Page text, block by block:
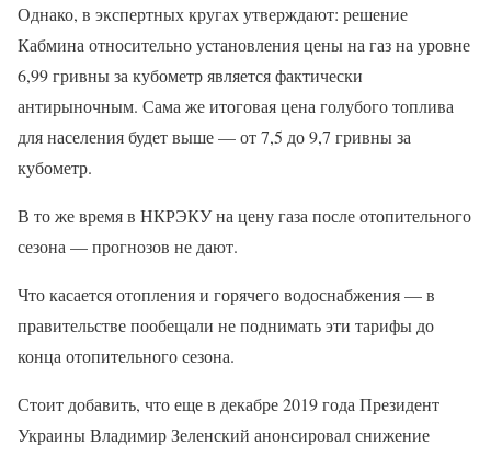
Однако, в экспертных кругах утверждают: решение
Кабмина относительно установления цены на газ на уровне
6,99 гривны за кубометр является фактически
антирыночным. Сама же итоговая цена голубого топлива
для населения будет выше — от 7,5 до 9,7 гривны за
кубометр.
В то же время в НКРЭКУ на цену газа после отопительного
сезона — прогнозов не дают.
Что касается отопления и горячего водоснабжения — в
правительстве пообещали не поднимать эти тарифы до
конца отопительного сезона.
Стоит добавить, что еще в декабре 2019 года Президент
Украины Владимир Зеленский анонсировал снижение